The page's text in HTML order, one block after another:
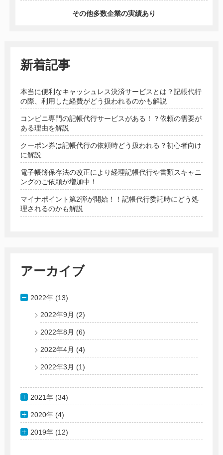
その他多数企業の実績あり
新着記事
本当に便利なキャッシュレス決済サービスとは？記帳代行
の際、利用した経費がどう扱われるのかも解説
コンビニ専門の記帳代行サービスがある！？依頼の需要が
ある理由を解説
クーポン券は記帳代行の依頼時どう扱われる？初心者向け
に解説
電子帳簿保存法の改正により経理記帳代行や書類スキャニ
ングのご依頼が増加中！
マイナポイント第2弾が開始！！記帳代行委託時にどう処
理されるのかも解説
アーカイブ
2022年 (13)
2022年9月 (2)
2022年8月 (6)
2022年4月 (4)
2022年3月 (1)
2021年 (34)
2020年 (4)
2019年 (12)